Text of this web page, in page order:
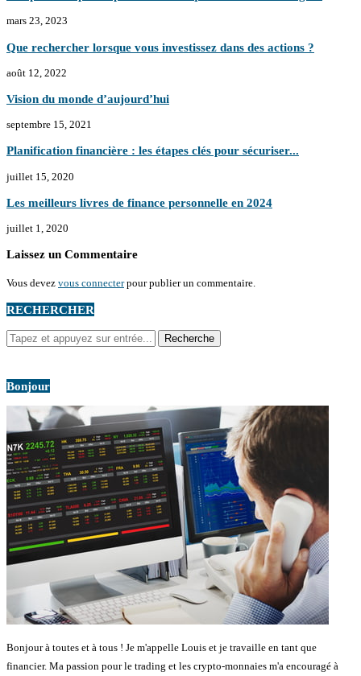
mars 23, 2023
Que rechercher lorsque vous investissez dans des actions ?
août 12, 2022
Vision du monde d’aujourd’hui
septembre 15, 2021
Planification financière : les étapes clés pour sécuriser...
juillet 15, 2020
Les meilleurs livres de finance personnelle en 2024
juillet 1, 2020
Laissez un Commentaire
Vous devez vous connecterpour publier un commentaire.
RECHERCHER
Bonjour
Bonjour à toutes et à tous ! Je m'appelle Louis et je travaille en tant que
financier. Ma passion pour le trading et les crypto-monnaies m'a encouragé à